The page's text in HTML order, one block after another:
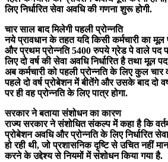
लिए निर्धारित सेवा अवधि की गणना शुरू होगी.
चार साल बाद मिलेगी पहली प्रोन्नति
नये प्रावधान के तहत यदि किसी कर्मचारी का
और प्रथम प्रोन्नति 5400 रुपये ग्रेड पे वाले पद
लिए दो वर्ष की सेवा अवधि निर्धारित है तथा मूल
अब कर्मचारी को पहली प्रोन्नति के लिए कुल चार
पहले दो वर्ष प्रोबेशन में बीतेंगे और उसके बाद दो
पर ही वह प्रोन्नति के लिए पात्र होगा.
सरकार ने बताया संशोधन का कारण
राज्य सरकार ने संशोधित संकल्प में कहा है कि
प्रोबेशन अवधि और प्रोन्नति के लिए निर्धारित
हो रही थी, जो प्रशासनिक दृष्टि से उचित नहीं
करने के उद्देश्य से नियमों में संशोधन किया गया है.